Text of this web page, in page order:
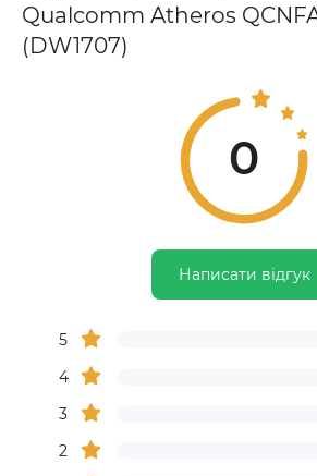
Qualcomm Atheros
(DW1707)
0
Написати відгук
5
4
3
2